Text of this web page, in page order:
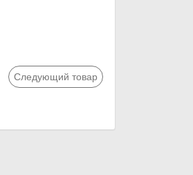
Следующий товар